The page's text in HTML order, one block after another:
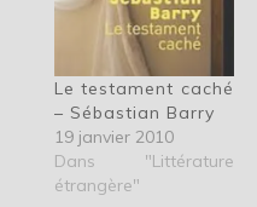
Le testament caché
– Sébastian Barry
19 janvier 2010
Dans "Littérature
étrangère"